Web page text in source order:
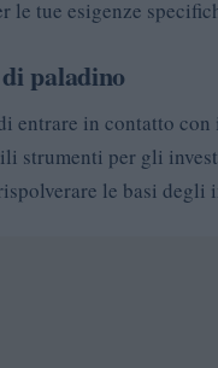
tue esigenze
paladino
entrare in contatto
strumenti per gli
le basi degli